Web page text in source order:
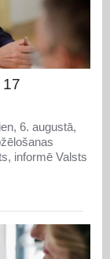
6. augustā,
informē Valsts